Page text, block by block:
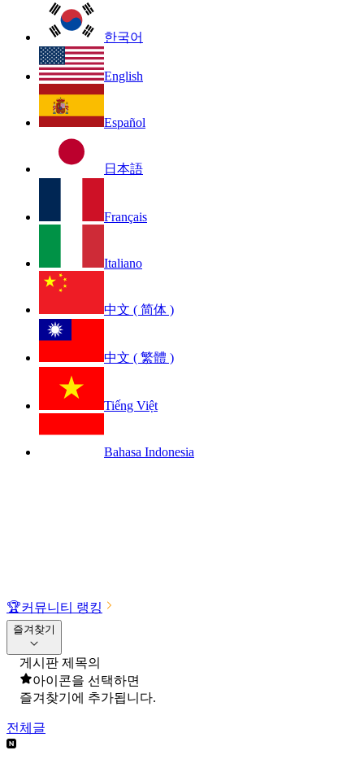
한국어
English
Español
日本語
Français
Italiano
中文 ( 简体 )
中文 ( 繁體 )
Tiếng Việt
Bahasa Indonesia
🏆커뮤니티 랭킹
즐겨찾기
게시판 제목의
아이콘을 선택하면
즐겨찾기에 추가됩니다.
전체글